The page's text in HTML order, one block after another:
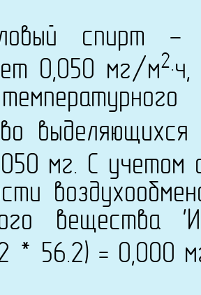
спирт
0,050 мг/м2
мг. С
вещества
* 56.2) = 0,000